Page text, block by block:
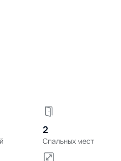
2
Спальных мест